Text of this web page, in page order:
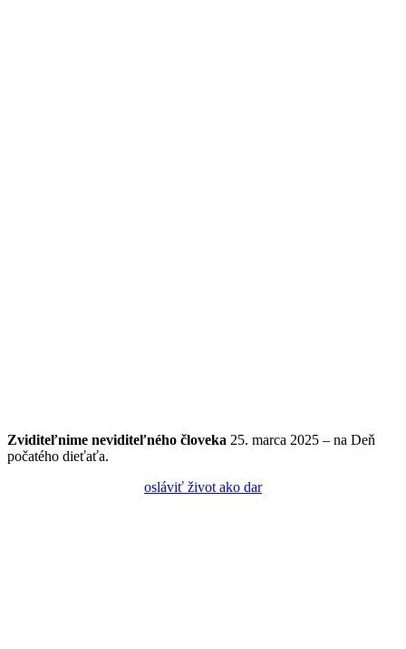
Zviditeľnime neviditeľného človeka 25. marca 2025 – na Deň
počatého dieťaťa.
osláviť život ako dar